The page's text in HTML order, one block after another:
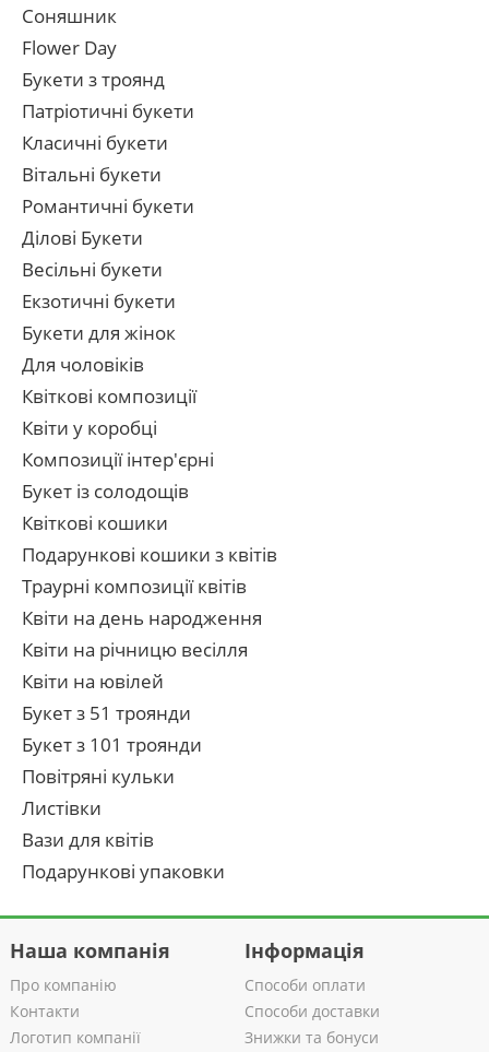
Соняшник
Flower Day
Букети з троянд
Патріотичні букети
Класичні букети
Вітальні букети
Романтичні букети
Ділові Букети
Весільні букети
Екзотичні букети
Букети для жінок
Для чоловіків
Квіткові композиції
Квіти у коробці
Композиції інтер'єрні
Букет із солодощів
Квіткові кошики
Подарункові кошики з квітів
Траурні композиції квітів
Квіти на день народження
Квіти на річницю весілля
Квіти на ювілей
Букет з 51 троянди
Букет з 101 троянди
Повітряні кульки
Листівки
Вази для квітів
Подарункові упаковки
Наша компанія
Про компанію
Контакти
Логотип компанії
Інформація
Способи оплати
Способи доставки
Знижки та бонуси